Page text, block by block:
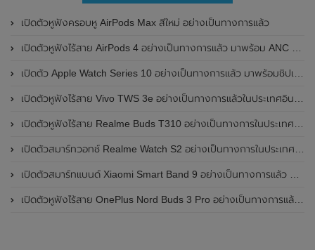
เปิดตัวหูฟังครอบหู AirPods Max สีใหม่ อย่างเป็นทางการแล้ว
เปิดตัวหูฟังไร้สาย AirPods 4 อย่างเป็นทางการแล้ว มาพร้อม ANC และฟีเจอร์ใหม่มากมาย
เปิดตัว Apple Watch Series 10 อย่างเป็นทางการแล้ว มาพร้อมชิปเซ็ตรุ่น S10
เปิดตัวหูฟังไร้สาย Vivo TWS 3e อย่างเป็นทางการแล้วในประเทศอินเดีย มาพร้อมระบบตัดเสียงรบกวน ANC ที่ 30dB , ป้องกันฝุ่นและกันน้ำที่ระดับ IP54 , แบตเตอรี่สามารถใช้งานนานสูงสุด 36 ชั่วโมง
เปิดตัวหูฟังไร้สาย Realme Buds T310 อย่างเป็นทางการในประเทศอินเดีย มาพร้อมระบบตัดเสียงรบกวน ANC สูงสุด 46dB , เสียงรอบทิศทาง 360 องศา , แบตเตอรี่สามารถใช้งานได้นานสูงสุด 40 ชั่วโมง
เปิดตัวสมาร์ทวอทช์ Realme Watch S2 อย่างเป็นทางการในประเทศอินเดีย มาพร้อมตัวเรือนสแตนเลสสตีล , หน้าจอแสดงผล AMOLED ขนาด 1.43 นิ้ว , แบตเตอรี่ขนาดใหญ่ใช้งานได้นาน 20 วัน และรองรับคำสั่งเสียง Super AI Engine ที่ขับเคลื่อนโดย ChatGPT
เปิดตัวสมาร์ทแบนด์ Xiaomi Smart Band 9 อย่างเป็นทางการแล้ว มาพร้อมหน้าจอ AMOLED ขนาด 1.62 นิ้ว , ตัวเรือนเป็นโลหะ และแบตเตอรี่สุดอึดสามารถใช้งานได้นานถึง 21 วัน
เปิดตัวหูฟังไร้สาย OnePlus Nord Buds 3 Pro อย่างเป็นทางการแล้ว มาพร้อมระบบตัดเสียงรบกวน (ANC) สามารถลดเสียงรบกวนได้ 49dB และแบตเตอรี่สุดอึดใช้งานได้นานสูงสุดถึง 44 ชั่วโมง